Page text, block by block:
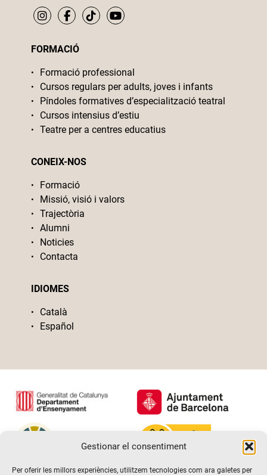
Gestionar el consentiment
Per oferir les millors experiències, utilitzem tecnologies com ara galetes per
FORMACIÓ
Formació professional
Cursos regulars per adults, joves i infants
Píndoles formatives d’especialització teatral
Cursos intensius d’estiu
Teatre per a centres educatius
CONEIX-NOS
Formació
Missió, visió i valors
Trajectòria
Alumni
Noticies
Contacta
IDIOMES
Català
Español